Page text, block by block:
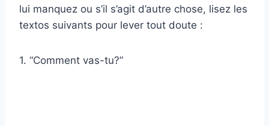
lui manquez ou s’il s’agit d’autre chose, lisez les
textos suivants pour lever tout doute :
1. “Comment vas-tu?”